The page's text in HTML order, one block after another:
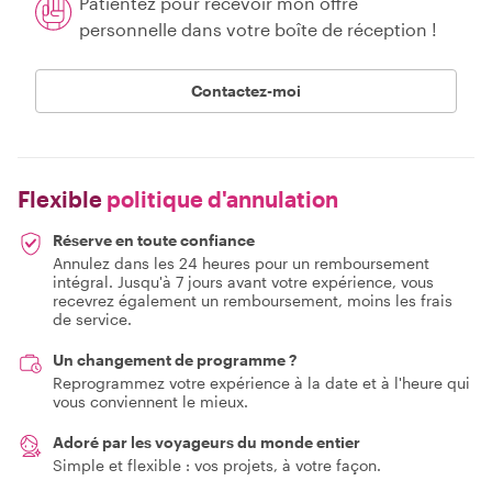
personnelle dans votre boîte de réception !
Contactez-moi
Flexible politique d'annulation
Réserve en toute confiance
Annulez dans les 24 heures pour un remboursement
intégral. Jusqu'à 7 jours avant votre expérience, vous
recevrez également un remboursement, moins les frais
de service.
Un changement de programme ?
Reprogrammez votre expérience à la date et à l'heure qui
vous conviennent le mieux.
Adoré par les voyageurs du monde entier
Simple et flexible : vos projets, à votre façon.